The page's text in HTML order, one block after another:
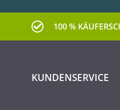
100 %
KUNDENSERVICE